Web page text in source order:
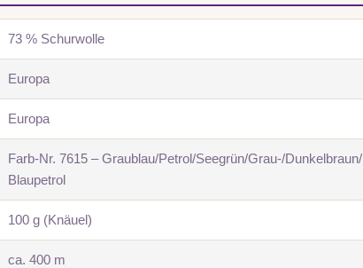
73 % Schurwolle
Europa
Europa
Farb-Nr. 7615 – Graublau/Petrol/Seegrün/Grau-/Dunkelbraun/
Blaupetrol
100 g (Knäuel)
ca. 400 m